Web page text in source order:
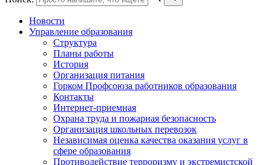
Новости
Управление образования
Структура
Планы работы
История
Организация питания
Горком Профсоюза работников образования
Контакты
Интернет-приемная
Охрана труда и пожарная безопасность
Организация школьных перевозок
Независимая оценка качества оказания услуг в
сфере образования
Противодействие терроризму и экстремистской